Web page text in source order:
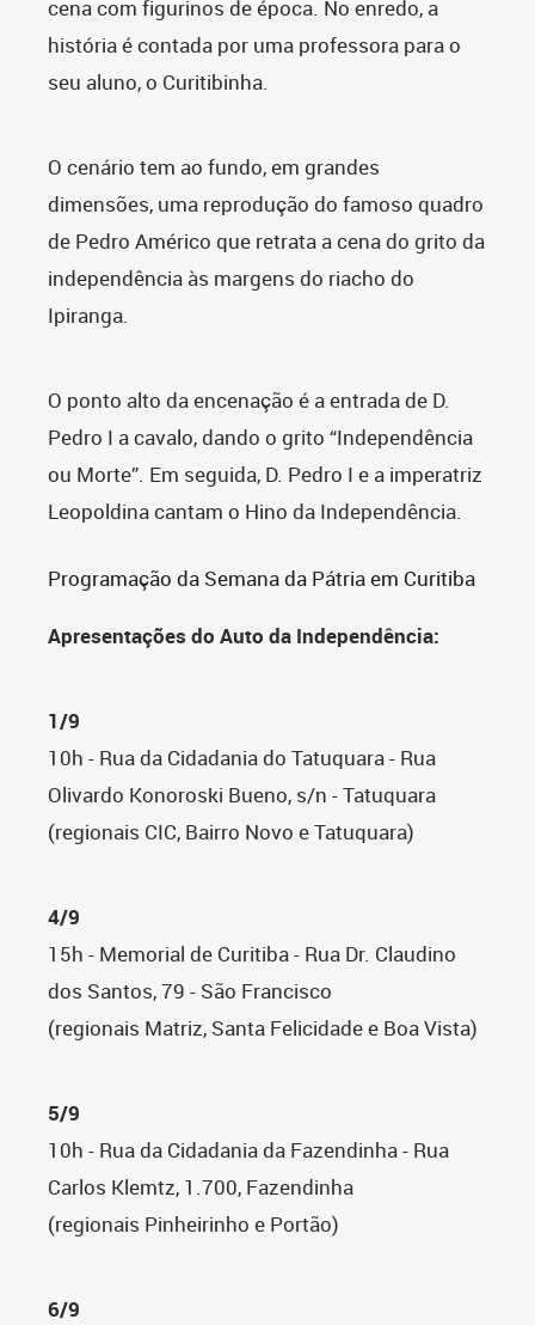
cena com figurinos de época. No enredo, a
história é contada por uma professora para o
seu aluno, o Curitibinha.
O cenário tem ao fundo, em grandes
dimensões, uma reprodução do famoso quadro
de Pedro Américo que retrata a cena do grito da
independência às margens do riacho do
Ipiranga.
O ponto alto da encenação é a entrada de D.
Pedro I a cavalo, dando o grito “Independência
ou Morte”. Em seguida, D. Pedro I e a imperatriz
Leopoldina cantam o Hino da Independência.
Programação da Semana da Pátria em Curitiba
Apresentações do Auto da Independência:
1/9
10h - Rua da Cidadania do Tatuquara - Rua
Olivardo Konoroski Bueno, s/n - Tatuquara
(regionais CIC, Bairro Novo e Tatuquara)
4/9
15h - Memorial de Curitiba - Rua Dr. Claudino
dos Santos, 79 - São Francisco
(regionais Matriz, Santa Felicidade e Boa Vista)
5/9
10h - Rua da Cidadania da Fazendinha - Rua
Carlos Klemtz, 1.700, Fazendinha
(regionais Pinheirinho e Portão)
6/9